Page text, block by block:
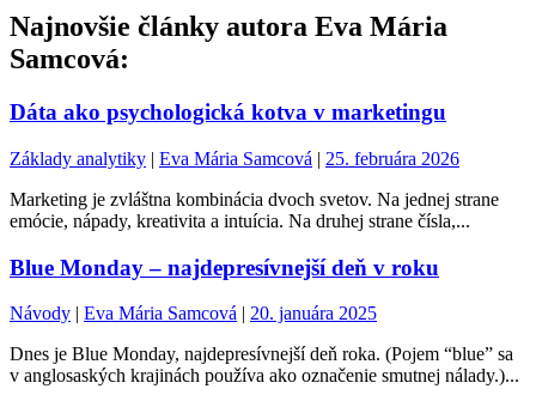
Najnovšie články autora Eva Mária
Samcová:
Dáta ako psychologická kotva v marketingu
Základy analytiky | Eva Mária Samcová | 25. februára 2026
Marketing je zvláštna kombinácia dvoch svetov. Na jednej strane
emócie, nápady, kreativita a intuícia. Na druhej strane čísla,...
Blue Monday – najdepresívnejší deň v roku
Návody | Eva Mária Samcová | 20. januára 2025
Dnes je Blue Monday, najdepresívnejší deň roka. (Pojem “blue” sa
v anglosaských krajinách používa ako označenie smutnej nálady.)...